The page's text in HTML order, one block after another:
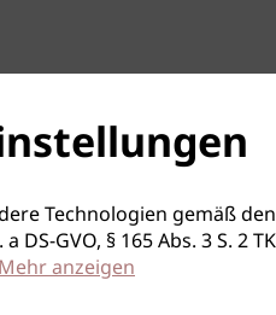
Technologien gemäß
a DS-GVO, § 165 Abs. 3 S.
anzeigen